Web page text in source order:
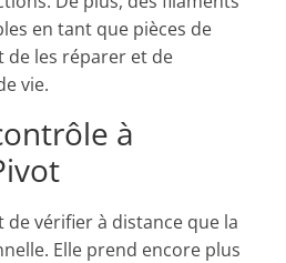
en tant que pièces de
de les réparer et de
vie.
à
vérifier à distance que la
Elle prend encore plus